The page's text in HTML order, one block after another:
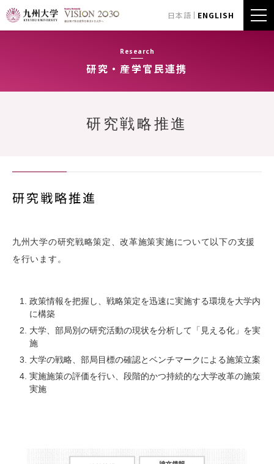
日本語 ENGLISH
Research
研究・産学官民連携
研究戦略推進
研究戦略推進
九州大学の研究戦略策定、改革施策実施について以下の支援
を行います。
政策情報を把握し、戦略策定を迅速に実施する環境を大学内
に構築
大学、部局別の研究活動の現状を分析して「見える化」を実
施
大学の戦略、部局目標の確認とベンチマークによる施策立案
実施施策の評価を行い、段階的かつ持続的な大学改革の施策
実施